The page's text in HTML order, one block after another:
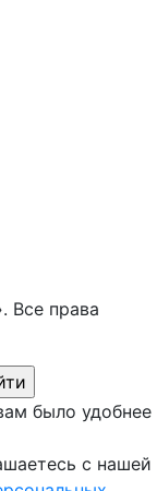
Все права
было удобнее
с нашей